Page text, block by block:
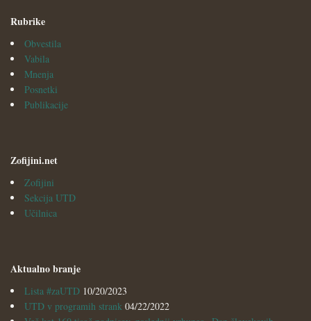
Rubrike
Obvestila
Vabila
Mnenja
Posnetki
Publikacije
Zofijini.net
Zofijini
Sekcija UTD
Učilnica
Aktualno branje
Lista #zaUTD 10/20/2023
UTD v programih strank 04/22/2022